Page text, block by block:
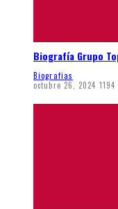
Biografía Grupo
Biografias
octubre 26, 2024 1194